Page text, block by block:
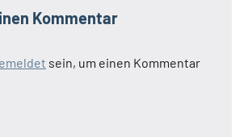
Kommentar
sein, um einen Kommentar